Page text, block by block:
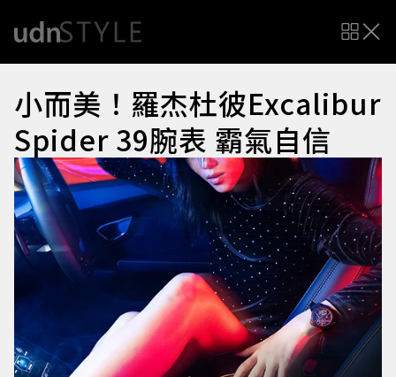
小而美！羅杰杜彼Excalibur
Spider 39腕表 霸氣自信